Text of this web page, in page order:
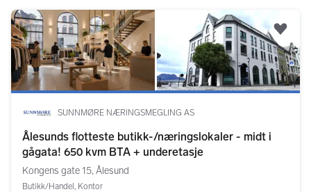
SUNNMØRE NÆRINGSMEGLING AS
Ålesunds flotteste butikk-/næringslokaler - midt i
gågata! 650 kvm BTA + underetasje
Kongens gate 15, Ålesund
Butikk/Handel, Kontor